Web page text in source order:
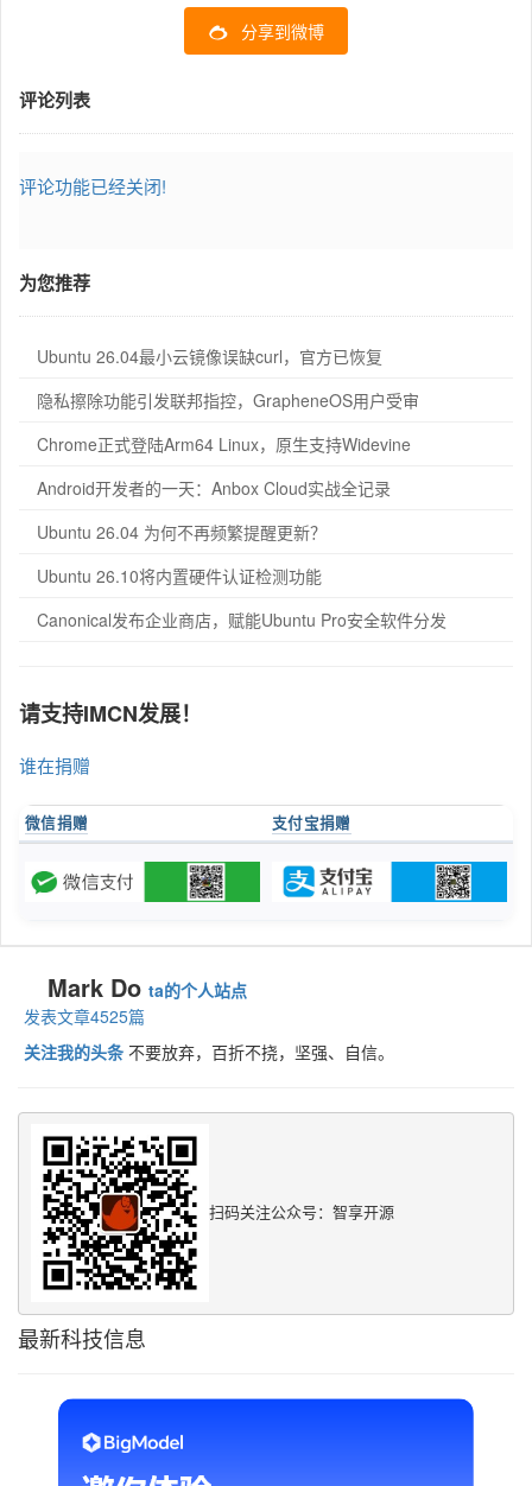
分享到微博
评论列表
评论功能已经关闭!
为您推荐
Ubuntu 26.04最小云镜像误缺curl，官方已恢复
隐私擦除功能引发联邦指控，GrapheneOS用户受审
Chrome正式登陆Arm64 Linux，原生支持Widevine
Android开发者的一天：Anbox Cloud实战全记录
Ubuntu 26.04 为何不再频繁提醒更新？
Ubuntu 26.10将内置硬件认证检测功能
Canonical发布企业商店，赋能Ubuntu Pro安全软件分发
请支持IMCN发展！
谁在捐赠
微信捐赠 支付宝捐赠
Mark Do ta的个人站点
发表文章4525篇
关注我的头条 不要放弃，百折不挠，坚强、自信。
扫码关注公众号：智享开源
最新科技信息